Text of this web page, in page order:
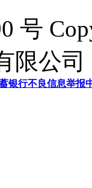
号
限公司
银行不良信息举报